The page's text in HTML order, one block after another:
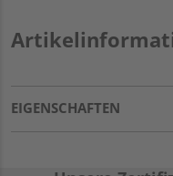
EIGENSCHAFTEN